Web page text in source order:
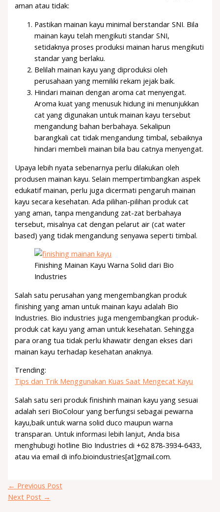
aman atau tidak:
Pastikan mainan kayu minimal berstandar SNI. Bila
mainan kayu telah mengikuti standar SNI,
setidaknya proses produksi mainan harus mengikuti
standar yang berlaku.
Belilah mainan kayu yang diproduksi oleh
perusahaan yang memiliki rekam jejak baik.
Hindari mainan dengan aroma cat menyengat.
Aroma kuat yang menusuk hidung ini menunjukkan
cat yang digunakan untuk mainan kayu tersebut
mengandung bahan berbahaya. Sekalipun
barangkali cat tidak mengandung timbal, sebaiknya
hindari membeli mainan bila bau catnya menyengat.
Upaya lebih nyata sebenarnya perlu dilakukan oleh
produsen mainan kayu. Selain mempertimbangkan aspek
edukatif mainan, perlu juga dicermati pengaruh mainan
kayu secara kesehatan. Ada pilihan-pilihan produk cat
yang aman, tanpa mengandung zat-zat berbahaya
tersebut, misalnya cat dengan pelarut air (cat water
based) yang tidak mengandung senyawa seperti timbal.
Finishing Mainan Kayu Warna Solid dari Bio
Industries
Salah satu perusahan yang mengembangkan produk
finishing yang aman untuk mainan kayu adalah Bio
Industries. Bio industries juga mengembangkan produk-
produk cat kayu yang aman untuk kesehatan. Sehingga
para orang tua tidak perlu khawatir dengan ekses dari
mainan kayu terhadap kesehatan anaknya.
Trending:
Tips dan Trik Menggunakan Kuas Saat Mengecat Kayu
Salah satu seri produk finishinh mainan kayu yang sesuai
adalah seri BioColour yang berfungsi sebagai pewarna
kayu,baik untuk warna solid duco maupun warna
transparan. Untuk informasi lebih lanjut, Anda bisa
menghubugi hotline Bio Industries di +62 878-3934-6433,
atau via email di info.bioindustries[at]gmail.com.
← Previous Post
Next Post →